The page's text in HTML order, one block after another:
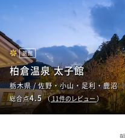
旅館
柏倉温泉 太子館
栃木県 / 佐野・小山・足利・鹿沼
総合点4.5（11件のレビュー）